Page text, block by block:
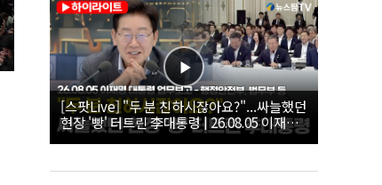
[스팟Live] "두 분 친하시잖아요?"...싸늘했던
현장 '빵' 터트린 李대통령 | 26.08.05 이재명
대통령 업무보고 - 행정안전부, 법무부 등